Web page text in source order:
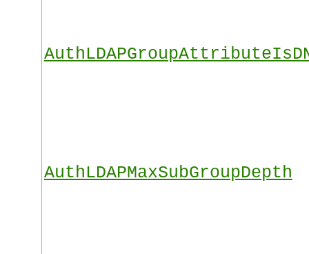
AuthLDAPMaxSubGroupDepth